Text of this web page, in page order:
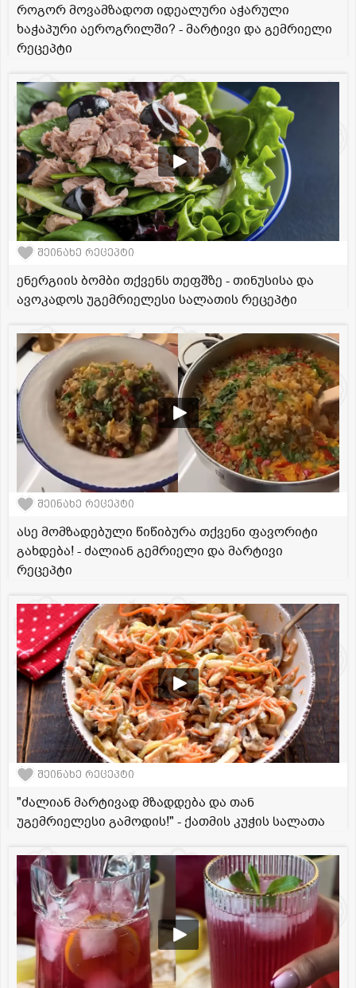
როგორ მოვამზადოთ იდეალური აჭარული
ხაჭაპური აეროგრილში? - მარტივი და გემრიელი
რეცეპტი
შეინახე რეცეპტი
ენერგიის ბომბი თქვენს თეფშზე - თინუსისა და
ავოკადოს უგემრიელესი სალათის რეცეპტი
შეინახე რეცეპტი
ასე მომზადებული წიწიბურა თქვენი ფავორიტი
გახდება! - ძალიან გემრიელი და მარტივი
რეცეპტი
შეინახე რეცეპტი
"ძალიან მარტივად მზადდება და თან
უგემრიელესი გამოდის!" - ქათმის კუჭის სალათა